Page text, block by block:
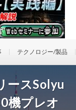
テクノロジー/製品
ースSolyu
機プレオ